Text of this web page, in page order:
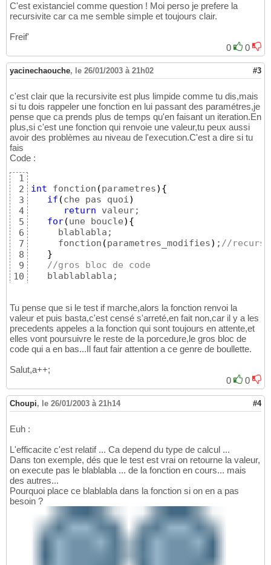
C'est existanciel comme question ! Moi perso je prefere la
recursivite car ca me semble simple et toujours clair.
Freif'
0
0
yacinechaouche, le 26/01/2003 à 21h02 #3
c'est clair que la recursivite est plus limpide comme tu dis,mais
si tu dois rappeler une fonction en lui passant des paramétres,je
pense que ca prends plus de temps qu'en faisant un iteration.En
plus,si c'est une fonction qui renvoie une valeur,tu peux aussi
avoir des problèmes au niveau de l'execution.C'est a dire si tu
fais
Code :
1
2
3
4
5
6
7
8
9
10
int fonction (parametres) {
if (che pas quoi)
return valeur;
for(une boucle) {
     blablabla;
     fonction
(parametres_modifies) ; //
}
//gros bloc de code
Tu pense que si le test if marche,alors la fonction renvoi la
valeur et puis basta,c'est censé s'arreté,en fait non,car il y a les
precedents appeles a la fonction qui sont toujours en attente,et
elles vont poursuivre le reste de la porcedure,le gros bloc de
code qui a en bas...Il faut fair attention a ce genre de boullette.
Salut,a++;
0
0
Choupi, le 26/01/2003 à 21h14 #4
Euh :
L'efficacite c'est relatif ... Ca depend du type de calcul ...
Dans ton exemple, dés que le test est vrai on retourne la valeur,
on execute pas le blablabla ... de la fonction en cours... mais
des autres...
Pourquoi place ce blablabla dans la fonction si on en a pas
besoin ?